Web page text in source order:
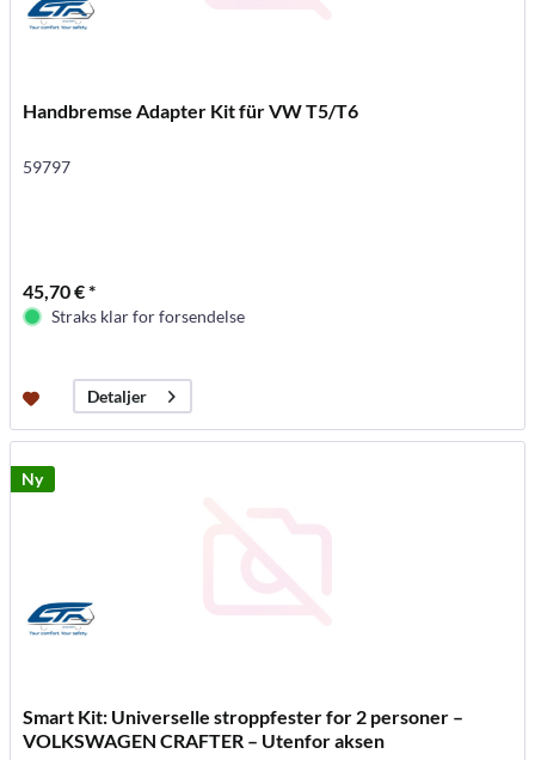
Handbremse Adapter Kit für VW T5/T6
59797
45,70 € *
Straks klar for forsendelse
Detaljer
Ny
Smart Kit: Universelle stroppfester for 2 personer –
VOLKSWAGEN CRAFTER – Utenfor aksen